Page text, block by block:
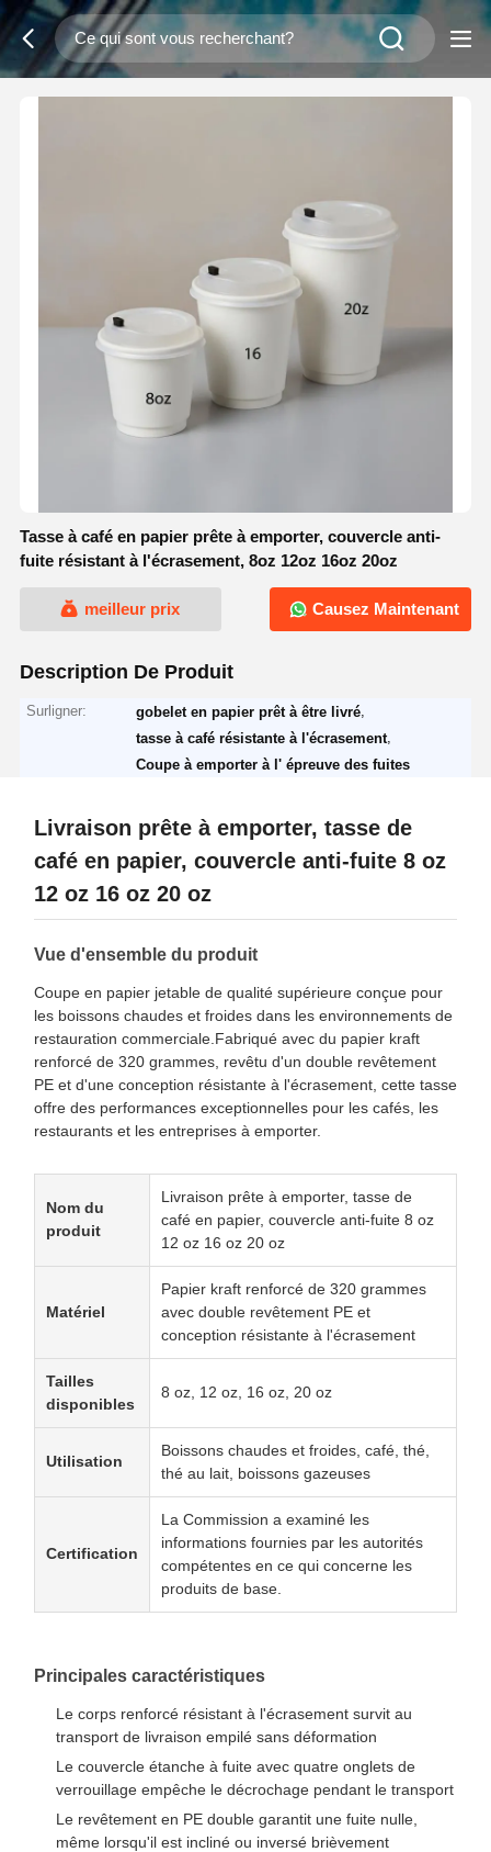
Tasse à café en papier prête à emporter, couvercle anti-
fuite résistant à l'écrasement, 8oz 12oz 16oz 20oz
meilleur prix Causez Maintenant
Description De Produit
Surligner: gobelet en papier prêt à être livré
tasse à café résistante à l'écrasement
Coupe à emporter à l' épreuve des fuites
Livraison prête à emporter, tasse de
café en papier, couvercle anti-fuite 8 oz
12 oz 16 oz 20 oz
Vue d'ensemble du produit
Coupe en papier jetable de qualité supérieure conçue pour
les boissons chaudes et froides dans les environnements de
restauration commerciale.Fabriqué avec du papier kraft
renforcé de 320 grammes, revêtu d'un double revêtement
PE et d'une conception résistante à l'écrasement, cette tasse
offre des performances exceptionnelles pour les cafés, les
restaurants et les entreprises à emporter.
Nom du
produit
Livraison prête à emporter, tasse de
café en papier, couvercle anti-fuite 8 oz
12 oz 16 oz 20 oz
Matériel
Papier kraft renforcé de 320 grammes
avec double revêtement PE et
conception résistante à l'écrasement
Tailles
disponibles
8 oz, 12 oz, 16 oz, 20 oz
Utilisation
Boissons chaudes et froides, café, thé,
thé au lait, boissons gazeuses
Certification
La Commission a examiné les
informations fournies par les autorités
compétentes en ce qui concerne les
produits de base.
Principales caractéristiques
Le corps renforcé résistant à l'écrasement survit au
transport de livraison empilé sans déformation
Le couvercle étanche à fuite avec quatre onglets de
verrouillage empêche le décrochage pendant le transport
Le revêtement en PE double garantit une fuite nulle,
même lorsqu'il est incliné ou inversé brièvement